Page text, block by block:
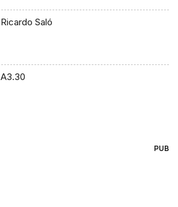
Ricardo Saló
A3.30
PUB